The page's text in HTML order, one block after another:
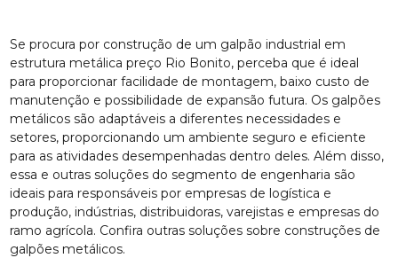
Se procura por construção de um galpão industrial em
estrutura metálica preço Rio Bonito, perceba que é ideal
para proporcionar facilidade de montagem, baixo custo de
manutenção e possibilidade de expansão futura. Os galpões
metálicos são adaptáveis a diferentes necessidades e
setores, proporcionando um ambiente seguro e eficiente
para as atividades desempenhadas dentro deles. Além disso,
essa e outras soluções do segmento de engenharia são
ideais para responsáveis por empresas de logística e
produção, indústrias, distribuidoras, varejistas e empresas do
ramo agrícola. Confira outras soluções sobre construções de
galpões metálicos.